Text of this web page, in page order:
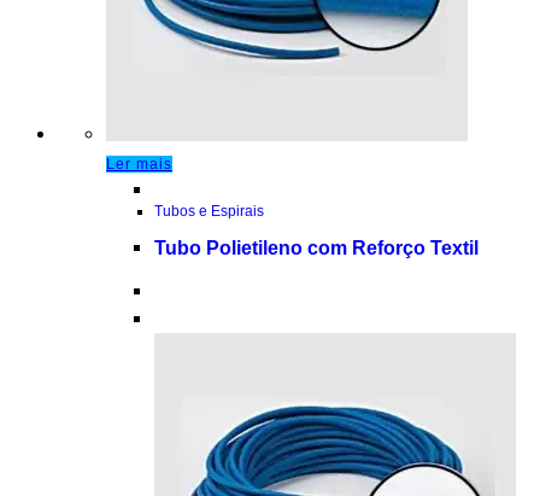
Ler mais
Tubos e Espirais
Tubo Polietileno com Reforço Textil